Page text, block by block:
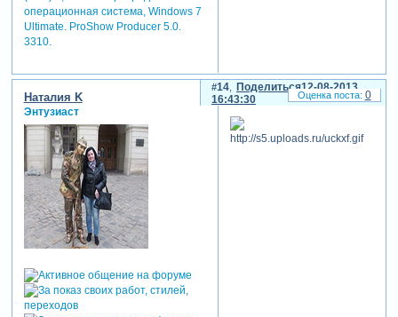
операционная система, Windows 7
Ultimate. ProShow Producer 5.0.
3310.
Поделиться
14
12-08-2013
16:43:30
Наталия K
Энтузиаст
0